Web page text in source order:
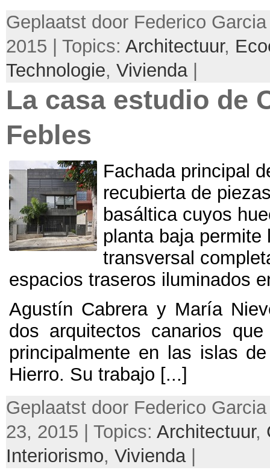
Geplaatst door Federico
2015 | Topics: Architectuur,
Technologie, Vivienda|
La casa estudio de
Febles
Fachada principal
recubierta de
basáltica cuyos
planta baja permite
transversal
espacios traseros iluminados
Agustín Cabrera y María
dos arquitectos canarios
principalmente en las islas
Hierro. Su trabajo [...]
Geplaatst door Federico
23, 2015 | Topics: Architectuur,
Interiorismo, Vivienda|